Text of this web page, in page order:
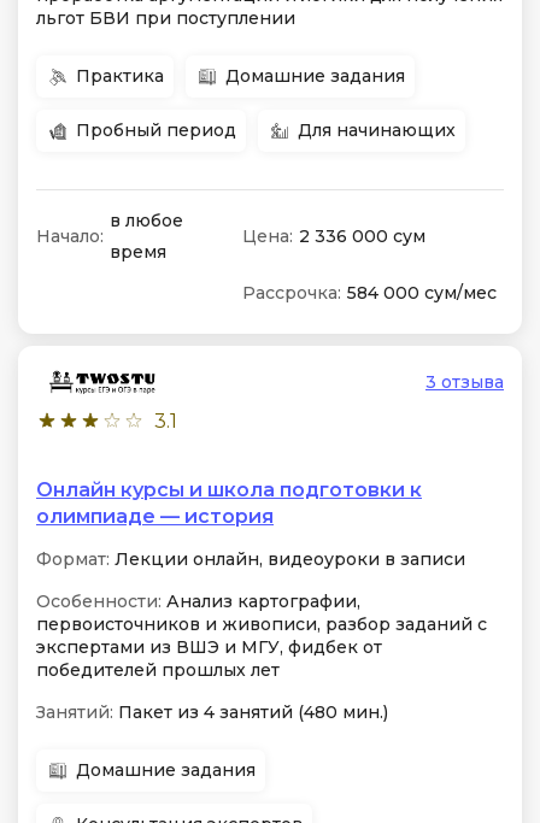
льгот БВИ при поступлении
Практика Домашние задания
Пробный период Для начинающих
Начало:
в любое
время
Цена: 2 336 000 сум
Рассрочка: 584 000 сум/мес
3.1
3 отзыва
Онлайн курсы и школа подготовки к
олимпиаде — история
Формат: Лекции онлайн, видеоуроки в записи
Особенности: Анализ картографии,
первоисточников и живописи, разбор заданий с
экспертами из ВШЭ и МГУ, фидбек от
победителей прошлых лет
Занятий: Пакет из 4 занятий (480 мин.)
Домашние задания